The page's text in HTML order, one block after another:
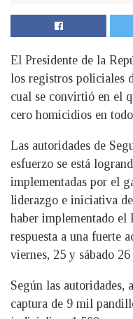
El Presidente de la
los registros policiales
cual se convirtió en el
cero homicidios en
Las autoridades de
esfuerzo se está
implementadas por el
liderazgo e iniciativa
haber implementado el
respuesta a una fuerte
viernes, 25 y sábado
Según las autoridades,
captura de 9 mil